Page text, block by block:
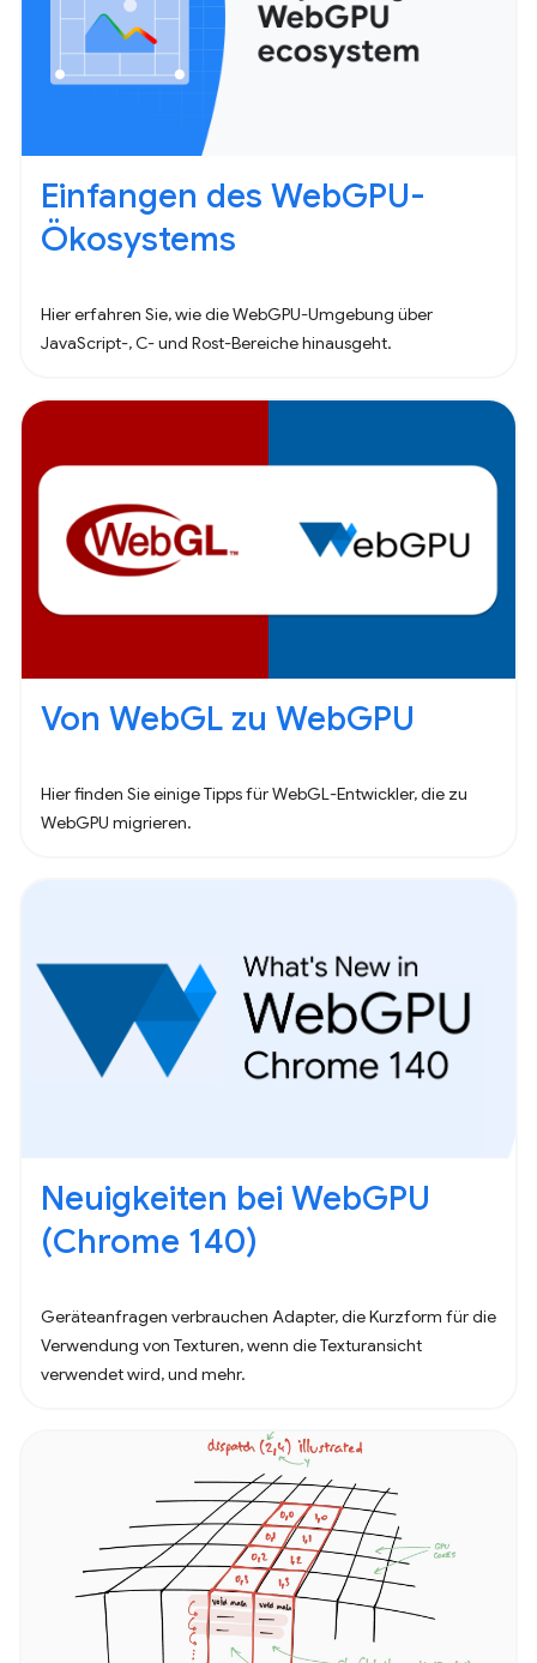
Einfangen des WebGPU-
Ökosystems
Hier erfahren Sie, wie die WebGPU-Umgebung über
JavaScript-, C- und Rost-Bereiche hinausgeht.
Von WebGL zu WebGPU
Hier finden Sie einige Tipps für WebGL-Entwickler, die zu
WebGPU migrieren.
Neuigkeiten bei WebGPU
(Chrome 140)
Geräteanfragen verbrauchen Adapter, die Kurzform für die
Verwendung von Texturen, wenn die Texturansicht
verwendet wird, und mehr.